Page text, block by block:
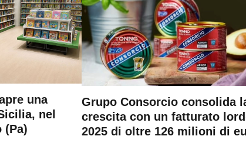
una
nel
(Pa)
Grupo Consorcio consolida
crescita con un fatturato
2025 di oltre 126 milioni di